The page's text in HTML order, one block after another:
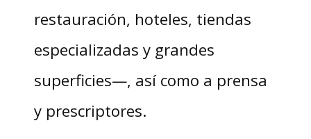
restauración, hoteles, tiendas
especializadas y grandes
superficies—, así como a prensa
y prescriptores.